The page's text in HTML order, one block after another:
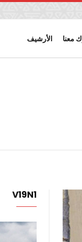
معنا الأرشيف
V19N1